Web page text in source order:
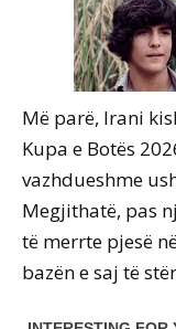
Më parë, Irani
Kupa e Botës
vazhdueshme
Megjithatë, pas
të merrte pjesë
bazën e saj të